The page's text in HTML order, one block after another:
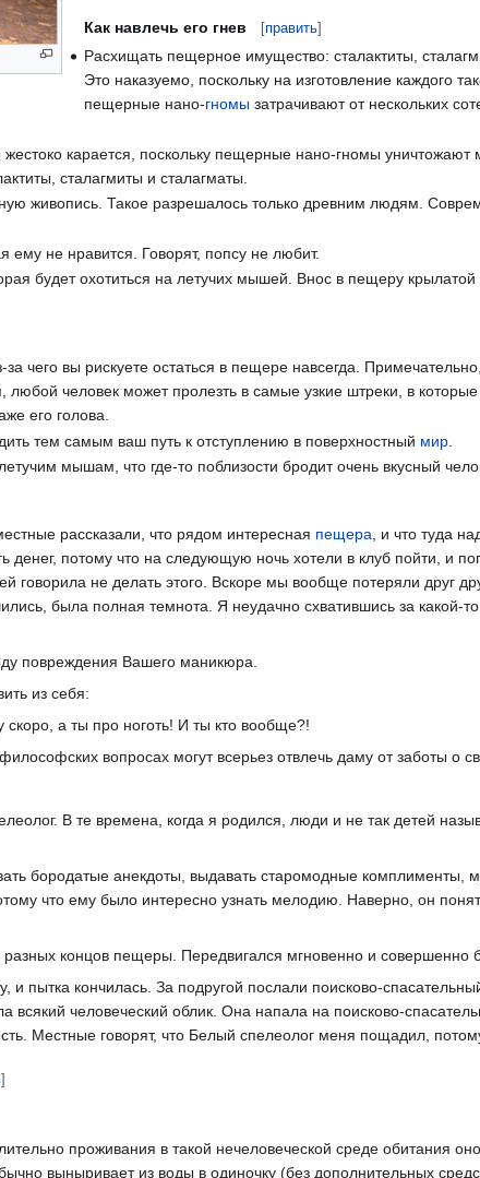
Как навлечь его гнев [править]
Расхищать пещерное имущество: сталактиты,
Это наказуемо, поскольку на изготовление каждого
пещерные нано-гномызатрачивают от нескольких
жестоко карается, поскольку пещерные нано-гномы
сталагмиты и сталагматы.
живопись. Такое разрешалось только древним людям.
ему не нравится. Говорят, попсу не любит.
будет охотиться на летучих мышей. Внос в пещеру крылатой
чего вы рискуете остаться в пещере навсегда.
человек может пролезть в самые узкие штреки, в которые
его голова.
тем самым ваш путь к отступлению в поверхностный мир
мышам, что где-то поблизости бродит очень вкусный
рассказали, что рядом интересная пещера, и что туда
денег, потому что на следующую ночь хотели в клуб пойти, и
говорила не делать этого. Вскоре мы вообще потеряли друг
была полная темнота. Я неудачно схватившись за какой-
повреждения Вашего маникюра.
из себя:
а ты про ноготь! И ты кто вообще?!
вопросах могут всерьез отвлечь даму от заботы
В те времена, когда я родился, люди и не так детей
бородатые анекдоты, выдавать старомодные комплименты,
что ему было интересно узнать мелодию. Наверно, он
разных концов пещеры. Передвигался мгновенно и совершенно
и пытка кончилась. За подругой послали поисково-
человеческий облик. Она напала на поисково-
Местные говорят, что Белый спелеолог меня пощадил,
]
проживания в такой нечеловеческой среде обитания
выныривает из воды в одиночку (без дополнительных